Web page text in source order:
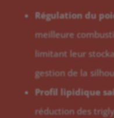
Régulation du
meilleure
limitant leur
gestion de la
Profil lipidique
réduction des